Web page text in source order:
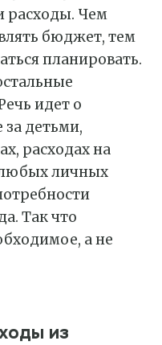
расходы. Чем
бюджет, тем
планировать.
идет о
за детьми,
расходах на
личных
Так что
а не
из